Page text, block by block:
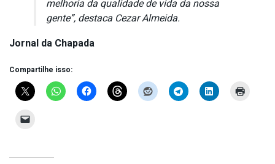
melhoria da qualidade de vida da nossa
gente”, destaca Cezar Almeida.
Jornal da Chapada
Compartilhe isso: